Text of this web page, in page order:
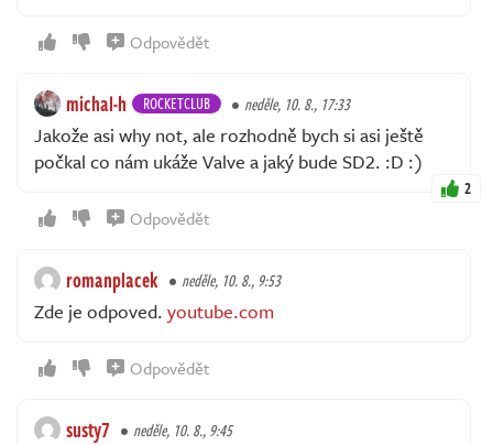
Odpovědět
michal-h ROCKETCLUB neděle, 10. 8., 17:33
Jakože asi why not, ale rozhodně bych si asi ještě
počkal co nám ukáže Valve a jaký bude SD2. :D :)
2
Odpovědět
romanplacek neděle, 10. 8., 9:53
Zde je odpoved. youtube.com
Odpovědět
susty7 neděle, 10. 8., 9:45